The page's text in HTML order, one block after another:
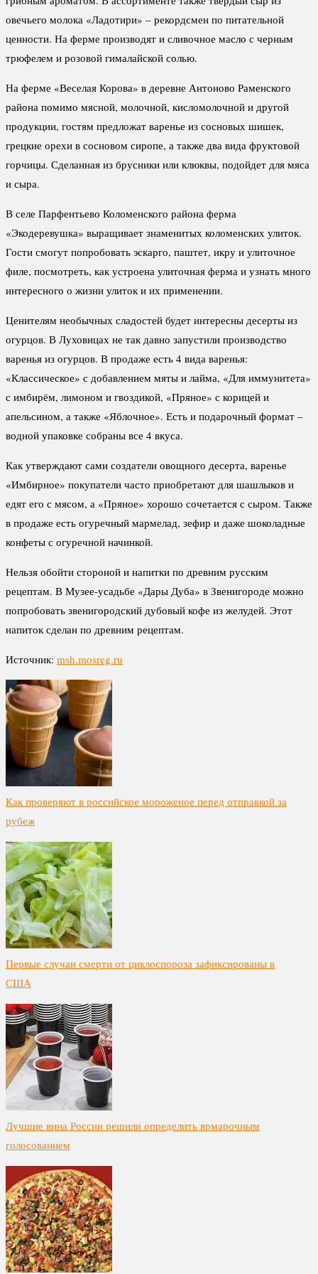
овечьего молока «Ладотири» – рекордсмен по питательной
ценности. На ферме производят и сливочное масло с черным
трюфелем и розовой гималайской солью.
На ферме «Веселая Корова» в деревне Антоново Раменского
района помимо мясной, молочной, кисломолочной и другой
продукции, гостям предложат варенье из сосновых шишек,
грецкие орехи в сосновом сиропе, а также два вида фруктовой
горчицы. Сделанная из брусники или клюквы, подойдет для мяса
и сыра.
В селе Парфентьево Коломенского района ферма
«Экодеревушка» выращивает знаменитых коломенских улиток.
Гости смогут попробовать эскарго, паштет, икру и улиточное
филе, посмотреть, как устроена улиточная ферма и узнать много
интересного о жизни улиток и их применении.
Ценителям необычных сладостей будет интересны десерты из
огурцов. В Луховицах не так давно запустили производство
варенья из огурцов. В продаже есть 4 вида варенья:
«Классическое» с добавлением мяты и лайма, «Для иммунитета»
с имбирём, лимоном и гвоздикой, «Пряное» с корицей и
апельсином, а также «Яблочное». Есть и подарочный формат –
водной упаковке собраны все 4 вкуса.
Как утверждают сами создатели овощного десерта, варенье
«Имбирное» покупатели часто приобретают для шашлыков и
едят его с мясом, а «Пряное» хорошо сочетается с сыром. Также
в продаже есть огуречный мармелад, зефир и даже шоколадные
конфеты с огуречной начинкой.
Нельзя обойти стороной и напитки по древним русским
рецептам. В Музее-усадьбе «Дары Дуба» в Звенигороде можно
попробовать звенигородский дубовый кофе из желудей. Этот
напиток сделан по древним рецептам.
Источник: msh.mosreg.ru
Как проверяют в российское мороженое перед отправкой за
рубеж
Первые случаи смерти от циклоспороза зафиксированы в
США
Лучшие вина России решили определить ярмарочным
голосованием